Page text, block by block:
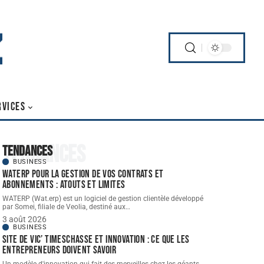
Tendances
Tendances
BUSINESS
WATERP pour la gestion de vos contrats et
abonnements : atouts et limites
WATERP (Wat.erp) est un logiciel de gestion clientèle développé
par Somei, filiale de Veolia, destiné aux…
3 août 2026
BUSINESS
Site de vic’ Timeschasse et innovation : ce que les
entrepreneurs doivent savoir